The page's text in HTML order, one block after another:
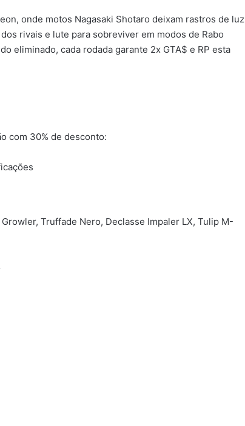
onde motos Nagasaki Shotaro deixam rastros de luz
rivais e lute para sobreviver em modos de Rabo
eliminado, cada rodada garante 2x GTA$ e RP esta
com 30% de desconto:
Truffade Nero, Declasse Impaler LX, Tulip M-